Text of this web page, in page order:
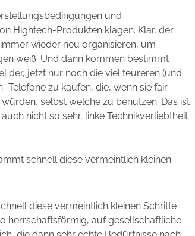
und
Hightech-Produkten klagen. Klar, der
wieder neu organisieren, um
weiß. Und dann kommen bestimmt
der, jetzt nur noch die viel teureren (und
Telefone zu kaufen, die, wenn sie fair
selbst welche zu benutzen. Das ist
nicht so sehr, linke Technikverliebtheit
schnell diese vermeintlich kleinen
diese vermeintlich kleinen Schritte
herrschaftsförmig, auf gesellschaftliche